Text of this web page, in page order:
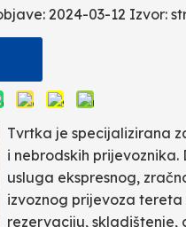
2024-03-12 Izvor:
Tvrtka je specijalizirana
i nebrodskih
usluga ekspresnog,
izvoznog prijevoza
rezervaciju, skladištenje,